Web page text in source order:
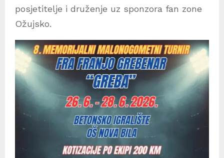
posjetitelje i druženje uz sponzora fan zone
Ožujsko.